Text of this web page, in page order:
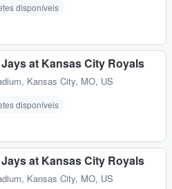
disponíveis
at Kansas City Royals
, Kansas City, MO, US
disponíveis
at Kansas City Royals
, Kansas City, MO, US